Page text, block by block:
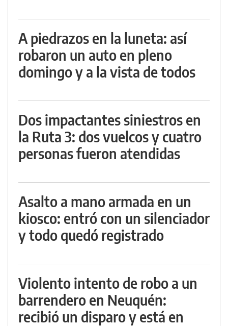
A piedrazos en la luneta: así
robaron un auto en pleno
domingo y a la vista de todos
Dos impactantes siniestros en
la Ruta 3: dos vuelcos y cuatro
personas fueron atendidas
Asalto a mano armada en un
kiosco: entró con un silenciador
y todo quedó registrado
Violento intento de robo a un
barrendero en Neuquén:
recibió un disparo y está en